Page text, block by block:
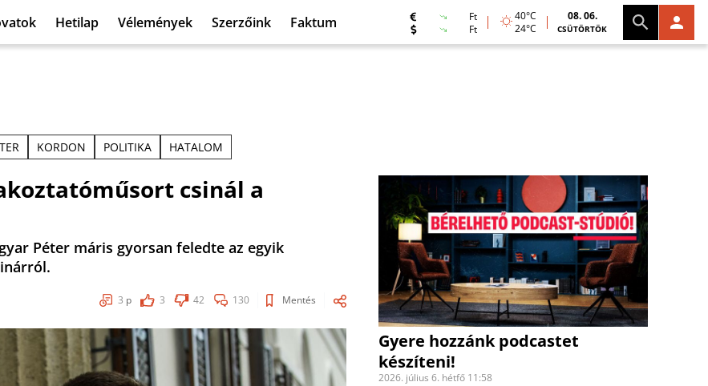
Hetilap Vélemények Szerzőink Faktum
Ft
Ft
40°C
24°C
08. 06.
CSÜTÖRTÖK
KORDON POLITIKA HATALOM
csinál a
Péter máris gyorsan feledte az egyik
3 p 3 42 130 Mentés
Gyere hozzánk podcastet
készíteni!
2026. július 6. hétfő 11:58